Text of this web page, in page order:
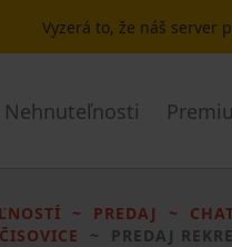
Vyzerá to, že náš server
Nehnuteľnosti
PREDAJ
ČISOVICE PREDAJ